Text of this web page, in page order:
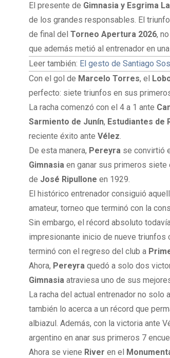
El presente de Gimnasia y Esgrima
de los grandes responsables. El
de final delTorneo Apertura 2026,
que además metió al entrenador en
Leer también: El gesto de Santiago
Con el gol de Marcelo Torres, el
perfecto: siete triunfos en sus
La racha comenzó con el 4 a 1 ante
Sarmiento de Junín, Estudiantes de
reciente éxito anteVélez.
De esta manera, Pereyra se convirtió
Gimnasiaen ganar sus primeros
de José Ripullone en 1929.
El histórico entrenador consiguió
amateur, torneo que terminó con la
Sin embargo, el récord absoluto
impresionante inicio de nueve triunfos
terminó con el regreso del club a
Ahora, Pereyraquedó a solo dos
Gimnasiaatraviesa uno de sus
La racha del actual entrenador no
también lo acerca a un récord que
albiazul. Además, con la victoria ante
argentino en anar sus primeros 7
Ahora se viene Riveren el